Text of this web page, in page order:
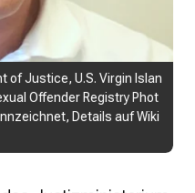
of Justice, U.S. Virgin Islan
Offender Registry Phot
Details aufWiki